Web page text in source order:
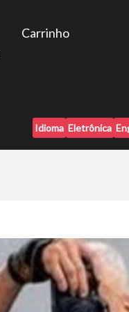
Carrinho
Idioma Eletrônica